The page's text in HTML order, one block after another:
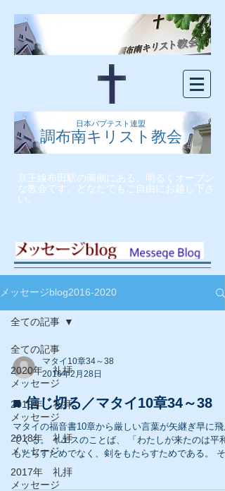
日本バプテスト連盟
調布南キリスト教会
京王線布田駅の南側にある、明るくオープン
な教会です。どなたでもご自由にお越し下さ
い。
メッセージblog2016-2020
全ての記事
2020年 礼拝
メッセージ
2019年 礼拝
メッセージ
2018年 礼拝
メッセージ
2017年 礼拝
メッセージ
全ての記事
マタイ10章34～38
2016年2月28日
■ 信じ切る／マタイ10章34～38
マタイの福音書10章から厳しい言葉が矢継ぎ早に飛
でくる。 イエスのことば、 「わたしが来たのは平和を
もたらすためでなく、剣をもたらすためである。 その
とき、家族は互いに逆らい、救い主を信じた者にと
て敵となるだろう。 ...